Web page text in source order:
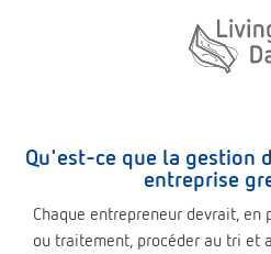
Qu'est-ce que la gestion
entreprise
Chaque entrepreneur devrait,
ou traitement, procéder au tri et